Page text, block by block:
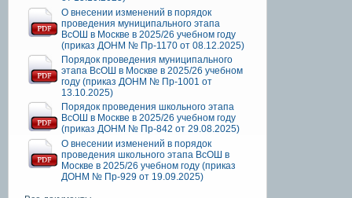
О внесении изменений в порядок
проведения муниципального этапа
ВсОШ в Москве в 2025/26 учебном году
(приказ ДОНМ № Пр-1170 от 08.12.2025)
Порядок проведения муниципального
этапа ВсОШ в Москве в 2025/26 учебном
году (приказ ДОНМ № Пр-1001 от
13.10.2025)
Порядок проведения школьного этапа
ВсОШ в Москве в 2025/26 учебном году
(приказ ДОНМ № Пр-842 от 29.08.2025)
О внесении изменений в порядок
проведения школьного этапа ВсОШ в
Москве в 2025/26 учебном году (приказ
ДОНМ № Пр-929 от 19.09.2025)